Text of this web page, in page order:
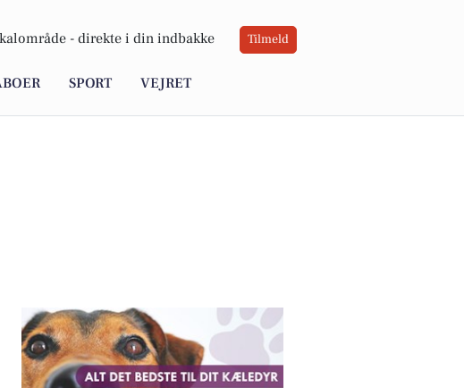
- direkte i din indbakke Tilmeld
SPORT VEJRET